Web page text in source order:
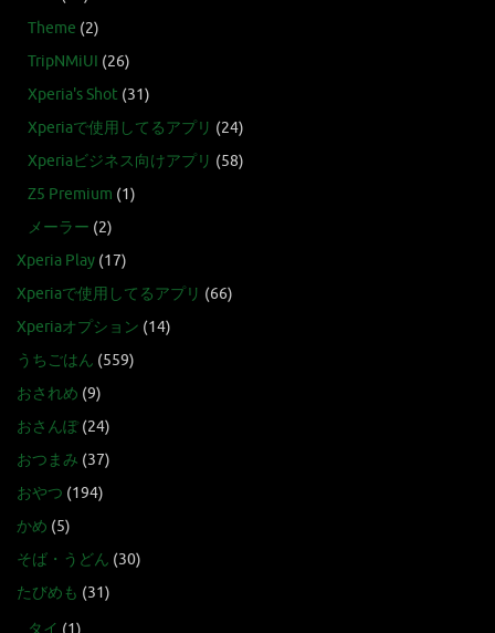
Theme (2)
TripNMiUI (26)
Xperia's Shot (31)
Xperiaで使用してるアプリ (24)
Xperiaビジネス向けアプリ (58)
Z5 Premium (1)
メーラー (2)
Xperia Play (17)
Xperiaで使用してるアプリ (66)
Xperiaオプション (14)
うちごはん (559)
おされめ (9)
おさんぽ(24)
おつまみ (37)
おやつ (194)
かめ (5)
そば・うどん (30)
たびめも (31)
タイ (1)